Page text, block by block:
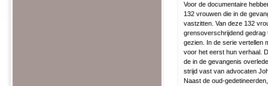
Voor de documentaire
132 vrouwen die in de
vastzitten. Van deze 132
grensoverschrijdend gedrag
gezien. In de serie vertellen
voor het eerst hun verhaal.
de in de gevangenis
strijd vast van advocaten
Naast de oud-